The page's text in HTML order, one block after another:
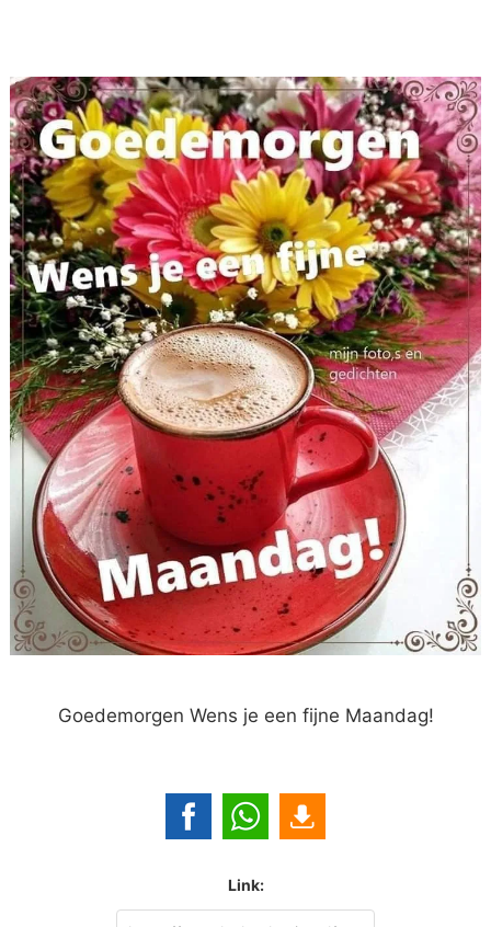
Goedemorgen Wens je een fijne Maandag!
Link: